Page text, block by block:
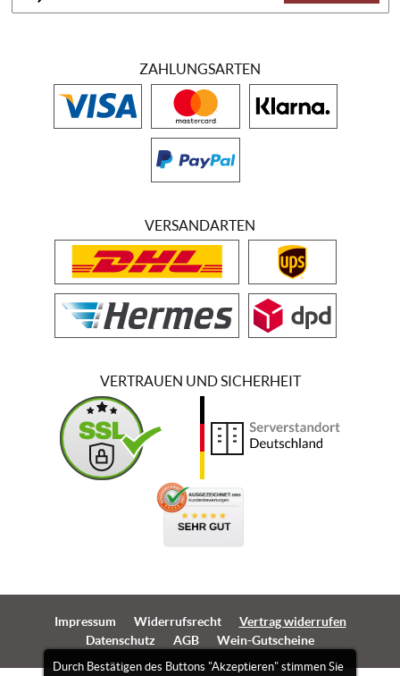
Durch Bestätigen des Buttons "Akzeptieren" stimmen Sie
ZAHLUNGSARTEN
VERSANDARTEN
VERTRAUEN UND SICHERHEIT
Impressum Widerrufsrecht
Vertrag widerrufen
Datenschutz
AGB Wein-Gutscheine